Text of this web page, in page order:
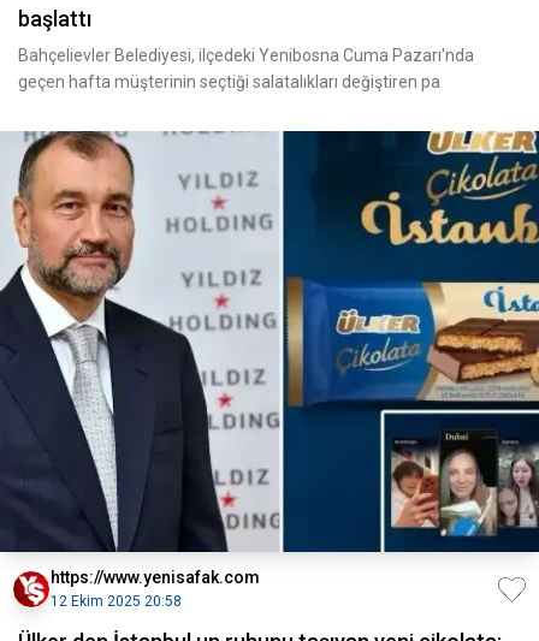
başlattı
Bahçelievler Belediyesi, ilçedeki Yenibosna Cuma Pazarı'nda
geçen hafta müşterinin seçtiği salatalıkları değiştiren pa
https://www.yenisafak.com
12 Ekim 2025 20:58